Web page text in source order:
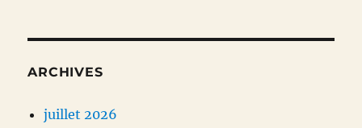
ARCHIVES
juillet 2026